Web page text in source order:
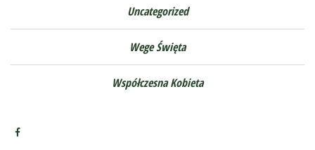
Uncategorized
Wege Święta
Współczesna Kobieta